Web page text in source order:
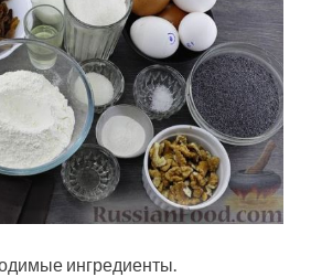
ингредиенты.